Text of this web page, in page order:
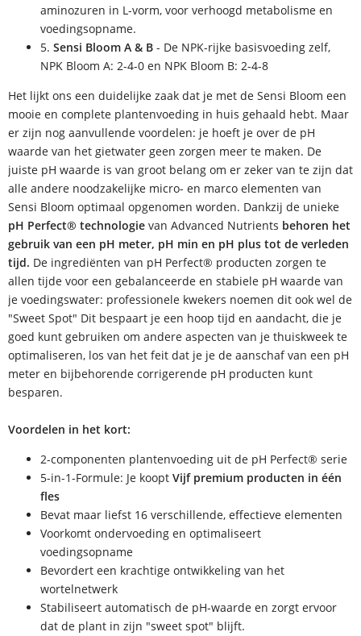
aminozuren in L-vorm, voor verhoogd metabolisme en
voedingsopname.
5. Sensi Bloom A & B - De NPK-rijke basisvoeding zelf,
NPK Bloom A: 2-4-0 en NPK Bloom B: 2-4-8
Het lijkt ons een duidelijke zaak dat je met de Sensi Bloom een
mooie en complete plantenvoeding in huis gehaald hebt. Maar
er zijn nog aanvullende voordelen: je hoeft je over de pH
waarde van het gietwater geen zorgen meer te maken. De
juiste pH waarde is van groot belang om er zeker van te zijn dat
alle andere noodzakelijke micro- en marco elementen van
Sensi Bloom optimaal opgenomen worden. Dankzij de unieke
pH Perfect® technologie van Advanced Nutrients behoren het
gebruik van een pH meter, pH min en pH plus tot de verleden
tijd. De ingrediënten van pH Perfect® producten zorgen te
allen tijde voor een gebalanceerde en stabiele pH waarde van
je voedingswater: professionele kwekers noemen dit ook wel de
"Sweet Spot" Dit bespaart je een hoop tijd en aandacht, die je
goed kunt gebruiken om andere aspecten van je thuiskweek te
optimaliseren, los van het feit dat je je de aanschaf van een pH
meter en bijbehorende corrigerende pH producten kunt
besparen.
Voordelen in het kort:
2-componenten plantenvoeding uit de pH Perfect® serie
5-in-1-Formule: Je koopt Vijf premium producten in één
fles
Bevat maar liefst 16 verschillende, effectieve elementen
Voorkomt ondervoeding en optimaliseert
voedingsopname
Bevordert een krachtige ontwikkeling van het
wortelnetwerk
Stabiliseert automatisch de pH-waarde en zorgt ervoor
dat de plant in zijn "sweet spot" blijft.